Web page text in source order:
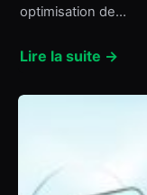
optimisation de…
Lire la suite →